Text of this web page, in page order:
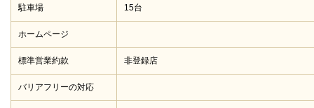
駐車場 15台
ホームページ
標準営業約款 非登録店
バリアフリーの対応